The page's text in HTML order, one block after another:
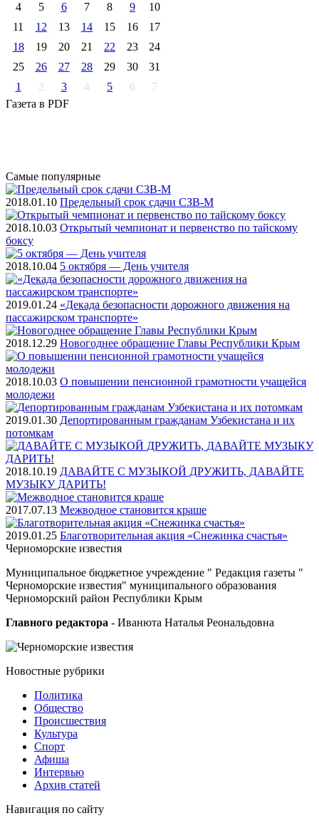
4
5 6 7 8 9
10
11
12 13 14 15 16
17
18
19 20 21 22 23
24
25
26 27 28 29 30
31
1
2 3 4 5 6
7
Газета в PDF
Самые популярные
2018.01.10 Предельный срок сдачи СЗВ-М
2018.10.03 Открытый чемпионат и первенство по тайскому
боксу
2018.10.04 5 октября — День учителя
2019.01.24 «Декада безопасности дорожного движения на
пассажирском транспорте»
2018.12.29 Новогоднее обращение Главы Республики Крым
2018.10.03 О повышении пенсионной грамотности учащейся
молодежи
2019.01.30 Депортированным гражданам Узбекистана и их
потомкам
2018.10.19 ДАВАЙТЕ С МУЗЫКОЙ ДРУЖИТЬ, ДАВАЙТЕ
МУЗЫКУ ДАРИТЬ!
2017.07.13 Межводное становится краше
2019.01.25 Благотворительная акция «Снежинка счастья»
Черноморские известия
Муниципальное бюджетное учреждение " Редакция газеты "
Черноморские известия" муниципального образования
Черноморский район Республики Крым
Главного редактора - Иванюта Наталья Реональдовна
Новостные рубрики
Политика
Общество
Проиcшествия
Культура
Спорт
Афиша
Интервью
Архив статей
Навигация по сайту